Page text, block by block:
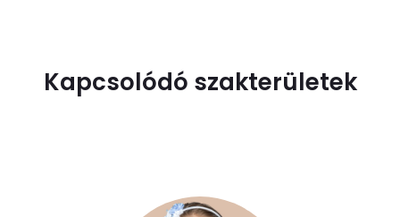
Kapcsolódó szakterületek